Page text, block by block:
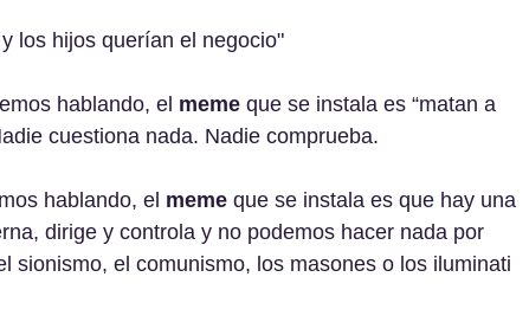
los hijos querían el negocio"
hablando, el meme que se instala es “matan a
cuestiona nada. Nadie comprueba.
hablando, el meme que se instala es que hay una
dirige y controla y no podemos hacer nada por
sionismo, el comunismo, los masones o los iluminati